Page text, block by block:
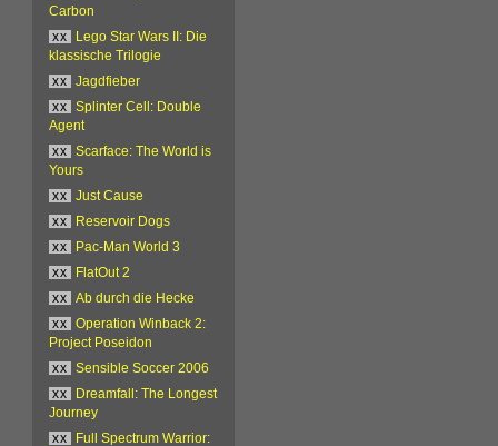
Carbon
xx
Lego Star Wars II: Die
klassische Trilogie
xx
Jagdfieber
xx
Splinter Cell: Double
Agent
xx
Scarface: The World is
Yours
xx
Just Cause
xx
Reservoir Dogs
xx
Pac-Man World 3
xx
FlatOut 2
xx
Ab durch die Hecke
xx
Operation Winback 2:
Project Poseidon
xx
Sensible Soccer 2006
xx
Dreamfall: The Longest
Journey
xx
Full Spectrum Warrior: